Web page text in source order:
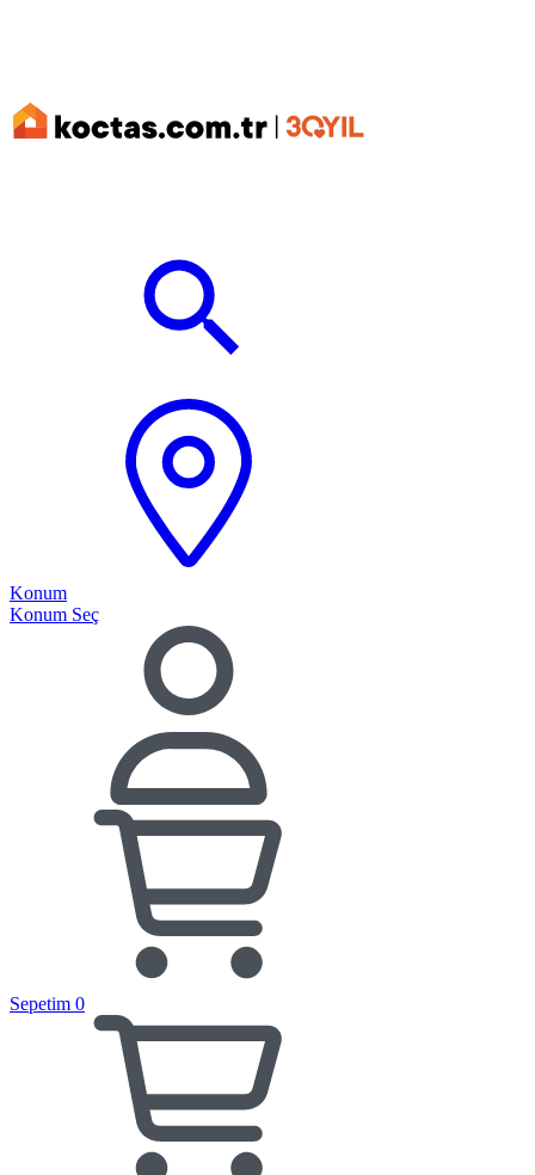
Konum
Konum Seç
Sepetim 0